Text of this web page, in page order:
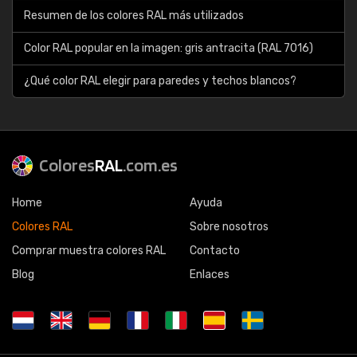
Resumen de los colores RAL más utilizados
Color RAL popular en la imagen: gris antracita (RAL 7016)
¿Qué color RAL elegir para paredes y techos blancos?
ColoresRAL.com.es
Home
Colores RAL
Comprar muestra colores RAL
Blog
Ayuda
Sobre nosotros
Contacto
Enlaces